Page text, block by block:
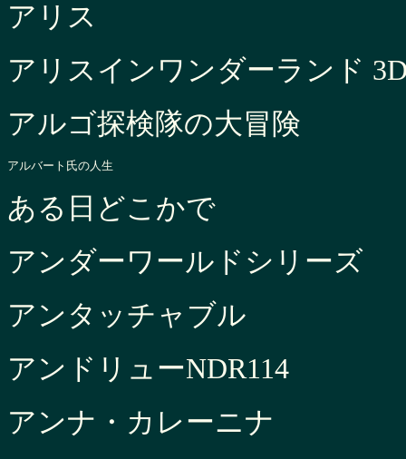
アリス
アリスインワンダーランド
アルゴ探検隊の大冒険
アルバート氏の人生
ある日どこかで
アンダーワールドシリーズ
アンタッチャブル
アンドリューNDR114
アンナ・カレーニナ